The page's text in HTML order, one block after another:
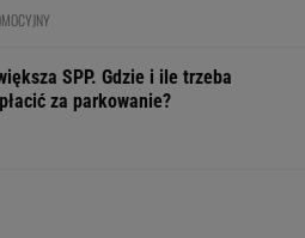
SPP. Gdzie i ile trzeba
za parkowanie?